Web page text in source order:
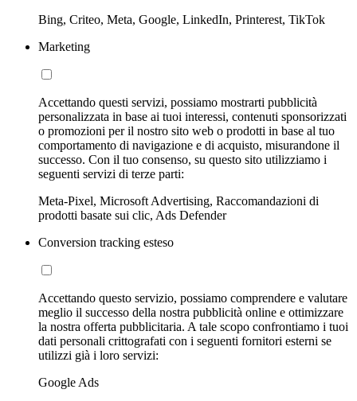
Bing, Criteo, Meta, Google, LinkedIn, Printerest, TikTok
Marketing
Accettando questi servizi, possiamo mostrarti pubblicità
personalizzata in base ai tuoi interessi, contenuti sponsorizzati
o promozioni per il nostro sito web o prodotti in base al tuo
comportamento di navigazione e di acquisto, misurandone il
successo. Con il tuo consenso, su questo sito utilizziamo i
seguenti servizi di terze parti:
Meta-Pixel, Microsoft Advertising, Raccomandazioni di
prodotti basate sui clic, Ads Defender
Conversion tracking esteso
Accettando questo servizio, possiamo comprendere e valutare
meglio il successo della nostra pubblicità online e ottimizzare
la nostra offerta pubblicitaria. A tale scopo confrontiamo i tuoi
dati personali crittografati con i seguenti fornitori esterni se
utilizzi già i loro servizi:
Google Ads